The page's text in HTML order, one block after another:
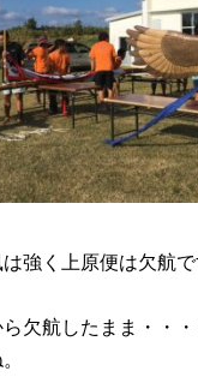
強く上原便は欠航で
ら欠航したまま・・